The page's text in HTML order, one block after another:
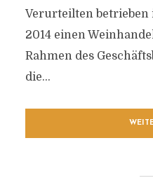
Verurteilten betrieben
2014 einen
Rahmen des
die...